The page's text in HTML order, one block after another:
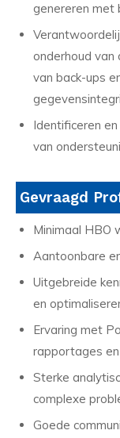
genereren met
onderhoud van
van back-ups
Identificeren
van
Gevraagd
Minimaal HBO
Aantoonbare
Uitgebreide
en
Ervaring met
rapportages
Sterke
complexe
Goede